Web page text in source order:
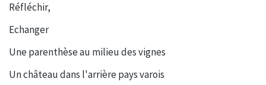
Réfléchir,
Echanger
Une parenthèse au milieu des vignes
Un château dans l'arrière pays varois